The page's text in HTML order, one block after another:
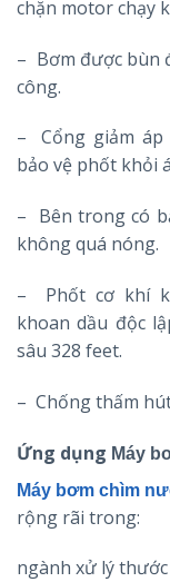
chặn motor chạy
– Bơm được bùn
công.
– Cổng giảm áp
bảo vệ phốt khỏi
– Bên trong có
không quá nóng.
– Phốt cơ khí
khoan dầu độc
sâu 328 feet.
– Chống thấm
Ứng dụng Máy
Máy bơm chìm
rộng rãi trong:
ngành xử lý